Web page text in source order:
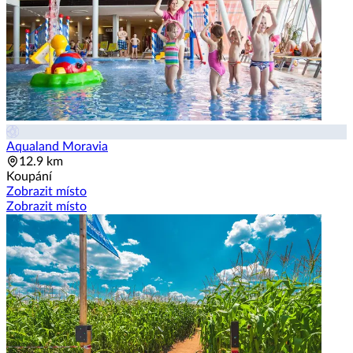
Aqualand Moravia
12.9 km
Koupání
Zobrazit místo
Zobrazit místo